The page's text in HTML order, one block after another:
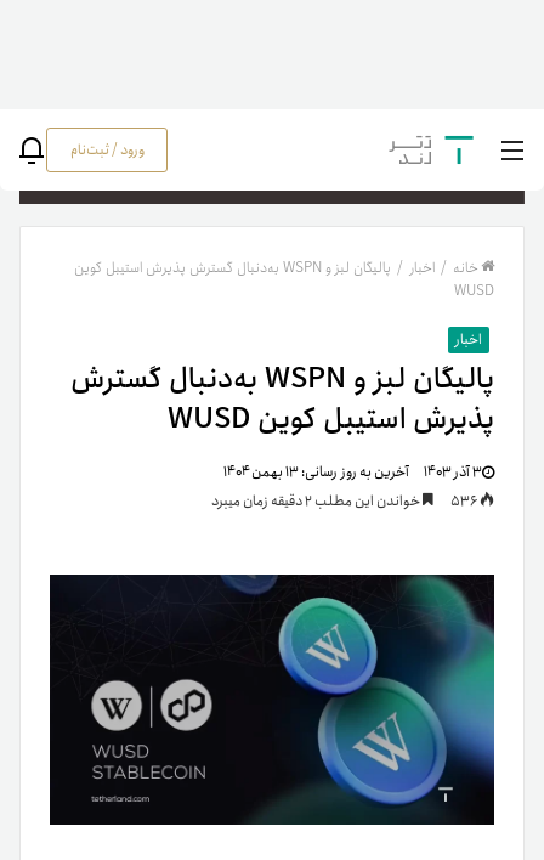
ورود / ثبت‌نام
خانه / اخبار /
پالیگان لبز و WSPN به‌دنبال گسترش پذیرش استیبل کوین
WUSD
اخبار
پالیگان لبز و WSPN به‌دنبال گسترش
پذیرش استیبل کوین WUSD
۳ آذر ۱۴۰۳ آخرین به روز رسانی:۱۳ بهمن ۱۴۰۴
خواندن این مطلب 2 دقیقه زمان میبرد